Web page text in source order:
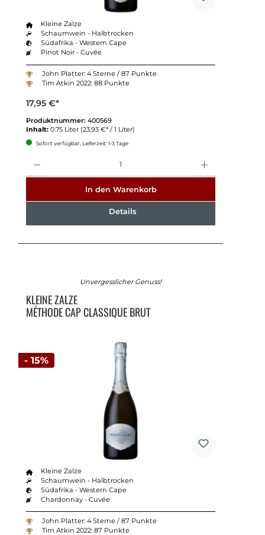
Kleine Zalze
Schaumwein - Halbtrocken
Südafrika - Western Cape
Pinot Noir - Cuvée
John Platter: 4 Sterne / 87 Punkte
Tim Atkin 2022: 88 Punkte
17,95 €*
Produktnummer: 400569
Inhalt: 0.75 Liter (23,93 €* / 1 Liter)
Sofort verfügbar, Lieferzeit: 1-3 Tage
In den Warenkorb
Details
- 15%
Unvergesslicher Genuss!
KLEINE ZALZE
MÉTHODE CAP CLASSIQUE BRUT
Kleine Zalze
Schaumwein - Halbtrocken
Südafrika - Western Cape
Chardonnay - Cuvée
John Platter: 4 Sterne / 87 Punkte
Tim Atkin 2022: 87 Punkte